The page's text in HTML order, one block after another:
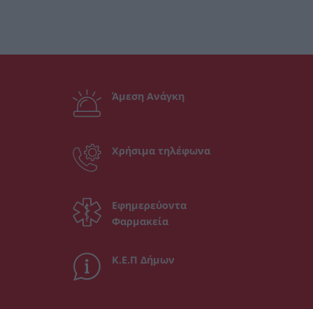
Άμεση Ανάγκη
Χρήσιμα τηλέφωνα
Εφημερεύοντα
Φαρμακεία
Κ.Ε.Π Δήμων